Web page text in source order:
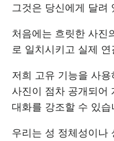
그것은 당신에게 달려
처음에는 흐릿한 사진
로 일치시키고 실제
저희 고유 기능을 사
사진이 점차 공개되어
대화를 강조할 수 있습
우리는 성 정체성이나